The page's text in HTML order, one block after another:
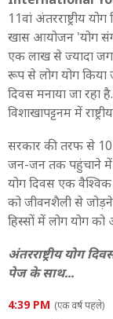
Yoga Day
साथ किया योग
Yoga Day
पीएम मोदी होंगे
25,000 आदिवासी
5:40 AM
Yoga Day: आंध्र
5:18 AM
5:12 AM
आयोजन, 8 देशों के
11वां अंतरराष्ट्रीय
खास आयोजन 'योग
एक लाख से ज्यादा
रूप से लोग योग किया
दिवस मनाया जा रहा
विशाखापट्टनम में
सरकार की तरफ से 10
जन-जन तक पहुंचाने में
योग दिवस एक
को जीवनशैली से
हिस्सों में लोग योग को
अंतरराष्ट्रीय योग
पेज के साथ...
4:39 PM (एक वर्ष पहले)